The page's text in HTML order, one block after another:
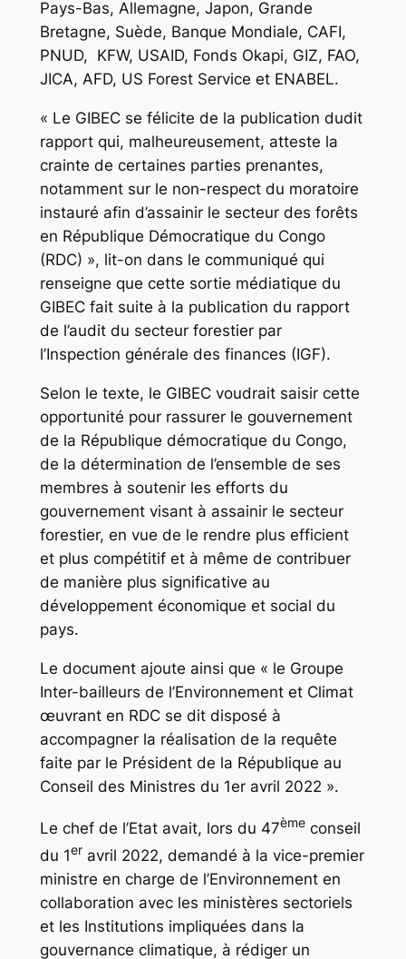
Pays-Bas, Allemagne, Japon, Grande
Bretagne, Suède, Banque Mondiale, CAFI,
PNUD, KFW, USAID, Fonds Okapi, GIZ, FAO,
JICA, AFD, US Forest Service et ENABEL.
« Le GIBEC se félicite de la publication dudit
rapport qui, malheureusement, atteste la
crainte de certaines parties prenantes,
notamment sur le non-respect du moratoire
instauré afin d’assainir le secteur des forêts
en République Démocratique du Congo
(RDC) », lit-on dans le communiqué qui
renseigne que cette sortie médiatique du
GIBEC fait suite à la publication du rapport
de l’audit du secteur forestier par
l’Inspection générale des finances (IGF).
Selon le texte, le GIBEC voudrait saisir cette
opportunité pour rassurer le gouvernement
de la République démocratique du Congo,
de la détermination de l’ensemble de ses
membres à soutenir les efforts du
gouvernement visant à assainir le secteur
forestier, en vue de le rendre plus efficient
et plus compétitif et à même de contribuer
de manière plus significative au
développement économique et social du
pays.
Le document ajoute ainsi que « le Groupe
Inter-bailleurs de l’Environnement et Climat
œuvrant en RDC se dit disposé à
accompagner la réalisation de la requête
faite par le Président de la République au
Conseil des Ministres du 1er avril 2022 ».
Le chef de l’Etat avait, lors du 47èmeconseil
du 1eravril 2022, demandé à la vice-premier
ministre en charge de l’Environnement en
collaboration avec les ministères sectoriels
et les Institutions impliquées dans la
gouvernance climatique, à rédiger un